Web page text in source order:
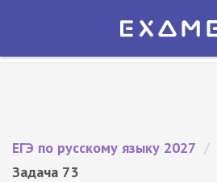
Экзамер — ЕГЭ 2027
ЕГЭ по русскому языку 2027 /
Задача 73